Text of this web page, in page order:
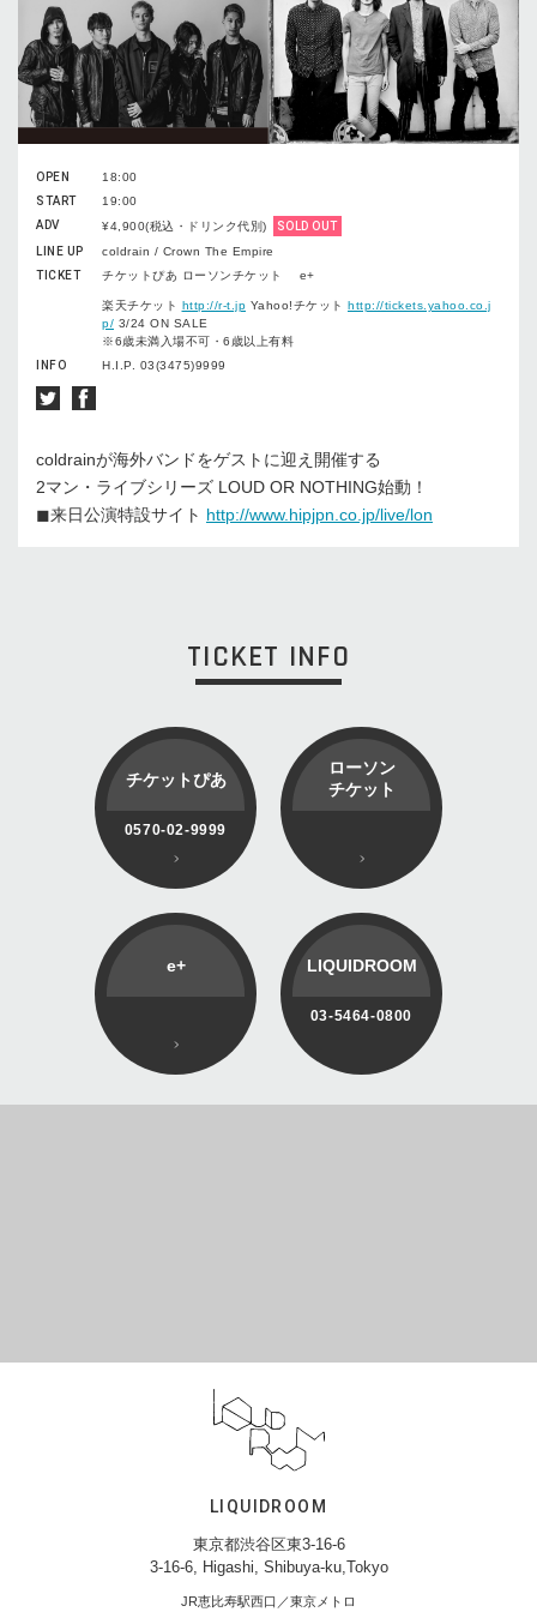
OPEN
18:00
START
19:00
ADV
¥4,900(税込・ドリンク代別)
SOLD OUT
LINE UP
coldrain / Crown The Empire
TICKET
チケットぴあ ローソンチケット e+
楽天チケット http://r-t.jp Yahoo!チケット http://tickets.yahoo.co.j
p/ 3/24 ON SALE
※6歳未満⼊場不可・6歳以上有料
INFO
H.I.P. 03(3475)9999
coldrainが海外バンドをゲストに迎え開催する
2マン・ライブシリーズ LOUD OR NOTHING始動！
◼︎来⽇公演特設サイト http://www.hipjpn.co.jp/live/lon
TICKET INFO
チケットぴあ
0570-02-9999
ローソン
チケット
e+ LIQUIDROOM
03-5464-0800
LIQUIDROOM
東京都渋谷区東3-16-6
3-16-6, Higashi, Shibuya-ku,Tokyo
JR恵比寿駅西口／東京メトロ